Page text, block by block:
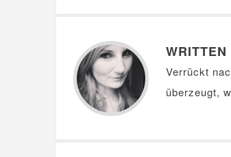
Verrückt
überzeugt,